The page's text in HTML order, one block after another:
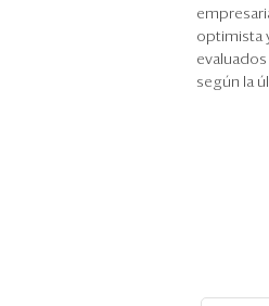
optimista
según la